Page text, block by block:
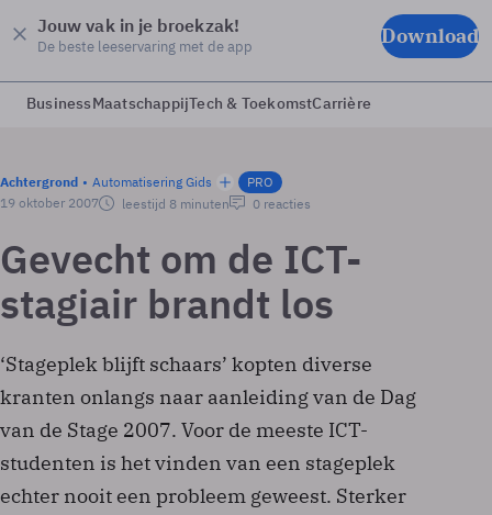
Jouw vak in je broekzak!
De beste leeservaring met de app Download
BusinessMaatschappijTech & ToekomstCarrière
Achtergrond Automatisering Gids
PRO
19 oktober 2007
leestijd 8 minuten 0 reacties
Gevecht om de ICT-
stagiair brandt los
‘Stageplek blijft schaars’ kopten diverse
kranten onlangs naar aanleiding van de Dag
van de Stage 2007. Voor de meeste ICT-
studenten is het vinden van een stageplek
echter nooit een probleem geweest. Sterker